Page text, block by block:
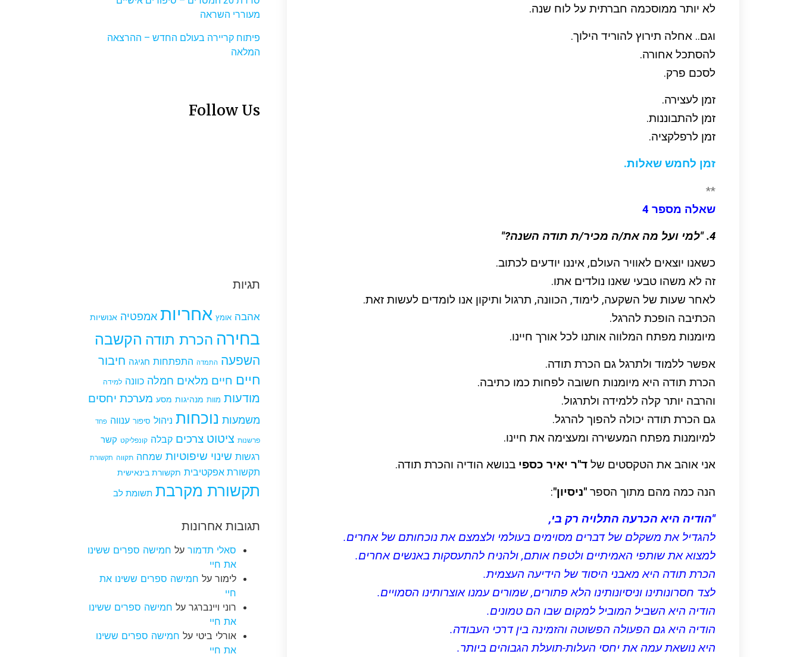
לא יותר ממוסכמה חברתית על לוח שנה.
וגם.. אחלה תירוץ להוריד הילוך.
להסתכל אחורה.
לסכם פרק.
זמן לעצירה.
זמן להתבוננות.
זמן לרפלקציה.
זמן לחמש שאלות.
**
שאלה מספר 4
4. "למי ועל מה את/ה מכיר/ת תודה השנה?"
כשאנו יוצאים לאוויר העולם, איננו יודעים לכתוב.
זה לא משהו טבעי שאנו נולדים אתו.
לאחר שעות של השקעה, לימוד, הכוונה, תרגול ותיקון אנו לומדים לעשות זאת.
הכתיבה הופכת להרגל.
מיומנות מפתח המלווה אותנו לכל אורך חיינו.
אפשר ללמוד ולתרגל גם הכרת תודה.
הכרת תודה היא מיומנות חשובה לפחות כמו כתיבה.
והרבה יותר קלה ללמידה ולתרגול.
גם הכרת תודה יכולה להפוך להרגל.
למיומנות מפתח המעשירה ומעצימה את חיינו.
אני אוהב את הטקסטים של ד"ר יאיר כספי בנושא הודיה והכרת תודה.
הנה כמה מהם מתוך הספר "ניסיון":
"הודיה היא הכרעה התלויה רק בי,
להגדיל את משקלם של דברים מסוימים בעולמי ולצמצם את נוכחותם של אחרים.
למצוא את שותפי האמיתיים ולטפח אותם, ולהניח להתעסקות באנשים אחרים.
הכרת תודה היא מאבני היסוד של הידיעה העצמית.
לצד חסרונותינו וניסיונותינו הלא פתורים, שמורים עמנו אוצרותינו הסמויים.
הודיה היא השביל המוביל למקום שבו הם טמונים.
הודיה היא גם הפעולה הפשוטה והזמינה בין דרכי העבודה.
היא נושאת עמה את יחסי העלות-תועלת הגבוהים ביותר.
מעוררי השראה
פיתוח קריירה בעולם החדש – ההרצאה
המלאה
Follow Us
תגיות
אהבה אומץ אחריות אמפטיה אנושיות
בחירה הכרת תודה הקשבה
השפעה התמדה התפתחות חגיגה חיבור
חיים חיים מלאים חמלה כוונה למידה
מודעות מוות מנהיגות מסע מערכת יחסים
משמעות נוכחות ניהול סיפור ענווה פחד
פרשנות ציטוט צרכים קבלה קונפליקט קשר
רגשות שינוי שיפוטיות שמחה תקווה תקשורת
תקשורת אפקטיבית תקשורת בינאישית
תקשורת מקרבת תשומת לב
תגובות אחרונות
סאלי תדמורעל חמישה ספרים ששינו
את חיי
לימורעל חמישה ספרים ששינו את
חיי
רוני ויינברגרעל חמישה ספרים ששינו
את חיי
אורלי ביטי על חמישה ספרים ששינו
את חיי